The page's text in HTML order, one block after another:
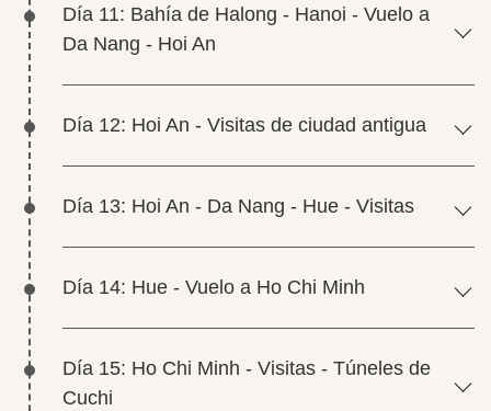
Día 11: Bahía de Halong - Hanoi - Vuelo a
Da Nang - Hoi An
Día 12: Hoi An - Visitas de ciudad antigua
Día 13: Hoi An - Da Nang - Hue - Visitas
Día 14: Hue - Vuelo a Ho Chi Minh
Día 15: Ho Chi Minh - Visitas - Túneles de
Cuchi